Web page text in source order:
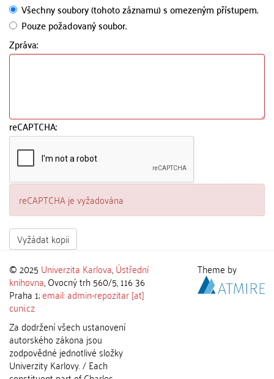
Všechny soubory (tohoto záznamu) s omezeným přístupem.
Pouze požadovaný soubor.
Zpráva:
reCAPTCHA:
reCAPTCHA je vyžadována
Vyžádat kopii
© 2025 Univerzita Karlova,Ústřední
knihovna, Ovocný trh 560/5, 116 36
Praha 1;email: admin-repozitar [at]
cuni.cz
Za dodržení všech ustanovení
autorského zákona jsou
zodpovědné jednotlivé složky
Univerzity Karlovy. / Each
Theme by